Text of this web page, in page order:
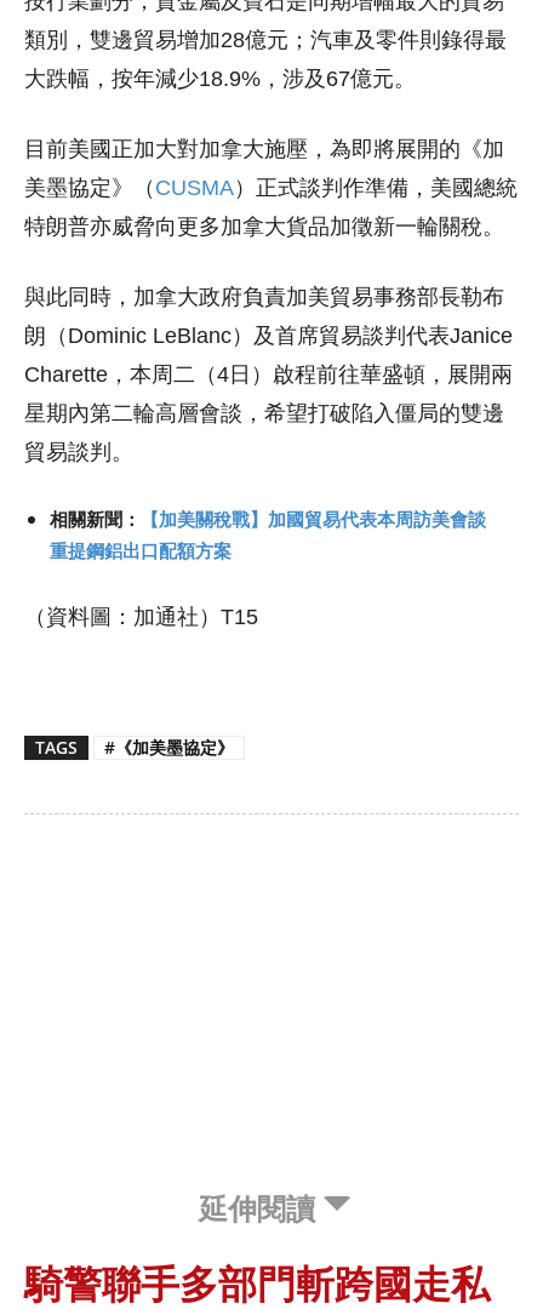
類別，雙邊貿易增加28億元；汽車及零件則錄得最
大跌幅，按年減少18.9%，涉及67億元。
目前美國正加大對加拿大施壓，為即將展開的《加
美墨協定》（ CUSMA）正式談判作準備，美國總統
特朗普亦威脅向更多加拿大貨品加徵新一輪關稅。
與此同時，加拿大政府負責加美貿易事務部長勒布
朗（Dominic LeBlanc）及首席貿易談判代表Janice
Charette，本周二（4日）啟程前往華盛頓，展開兩
星期內第二輪高層會談，希望打破陷入僵局的雙邊
貿易談判。
相關新聞： 【加美關稅戰】加國貿易代表本周訪美會談
重提鋼鋁出口配額方案
（資料圖：加通社）T15
TAGS #《加美墨協定》
延伸閱讀
騎警聯手多部門斬跨國走私